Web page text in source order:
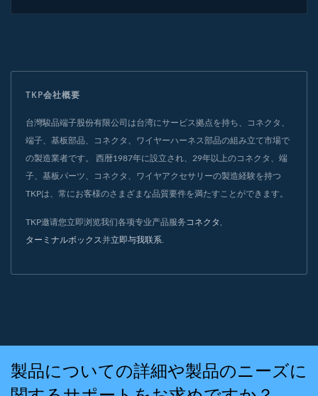
TKP会社概要
台灣駿品端子股份有限公司は台湾にサービス拠点を持ち、コネクタ、
端子、基板部品、コネクタ、ワイヤーハーネス部品の組み立て市場で
の製造業者です。 西暦1987年に設立され、29年以上のコネクタ、端
子、基板パーツ、コネクタ、ワイヤアクセサリーの製造経験を持つ
TKPは、常にお客様のさまざまな品質要件を満たすことができます。
TKP邀请您立即浏览我们各项专业产品服务 コネクタ
ターミナルボックス并立即与我联系
製品についての詳細や製品のニーズに